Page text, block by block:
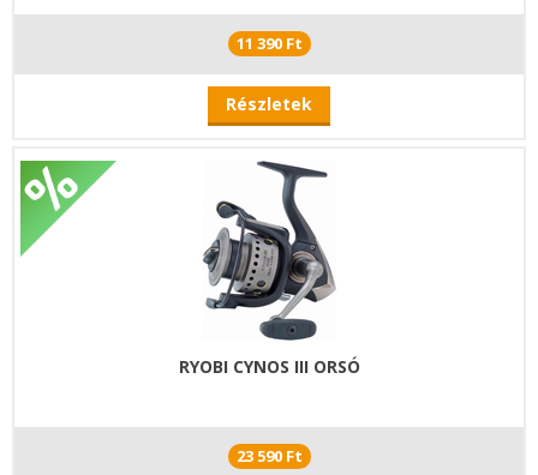
11 390 Ft
Részletek
RYOBI CYNOS III ORSÓ
23 590 Ft